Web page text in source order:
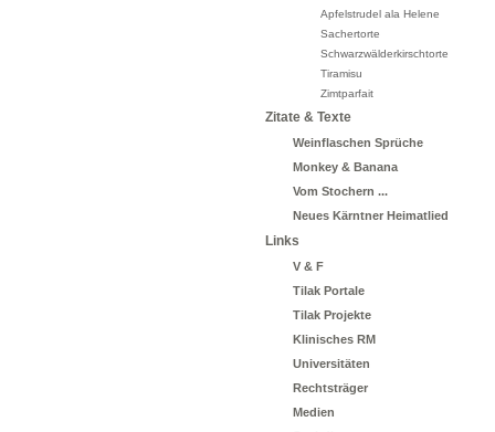
Apfelstrudel ala Helene
Sachertorte
Schwarzwälderkirschtorte
Tiramisu
Zimtparfait
Zitate & Texte
Weinflaschen Sprüche
Monkey & Banana
Vom Stochern ...
Neues Kärntner Heimatlied
Links
V & F
Tilak Portale
Tilak Projekte
Klinisches RM
Universitäten
Rechtsträger
Medien